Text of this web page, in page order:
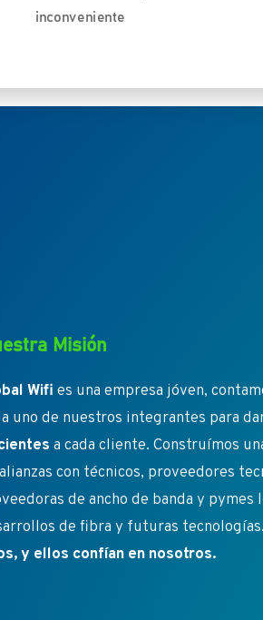
inconveniente
Misión
Wifi es una empresa jóven,
uno de nuestros integrantes para
a cada cliente. Construímos
con técnicos, proveedores
de ancho de banda y pymes
de fibra y futuras
y ellos confían en nosotros.